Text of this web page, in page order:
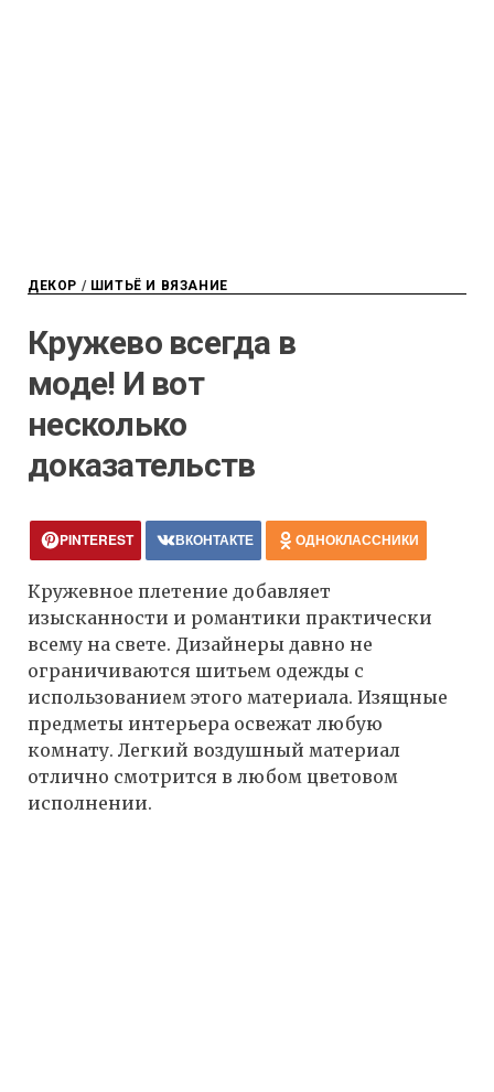
ДЕКОР / ШИТЬЁ И ВЯЗАНИЕ
Кружево всегда в
моде! И вот
несколько
доказательств
PINTEREST ВКОНТАКТЕ ОДНОКЛАССНИКИ
Кружевное плетение добавляет
изысканности и романтики практически
всему на свете. Дизайнеры давно не
ограничиваются шитьем одежды с
использованием этого материала. Изящные
предметы интерьера освежат любую
комнату. Легкий воздушный материал
отлично смотрится в любом цветовом
исполнении.